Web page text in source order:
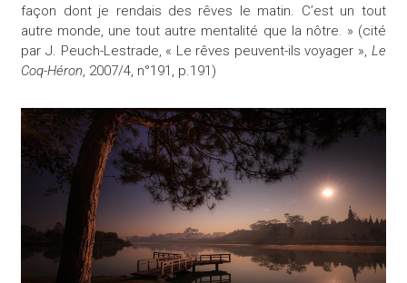
façon dont je rendais des rêves le matin. C’est un tout
autre monde, une tout autre mentalité que la nôtre. » (cité
par J. Peuch-Lestrade, « Le rêves peuvent-ils voyager », Le
Coq-Héron , 2007/4, n°191, p.191)